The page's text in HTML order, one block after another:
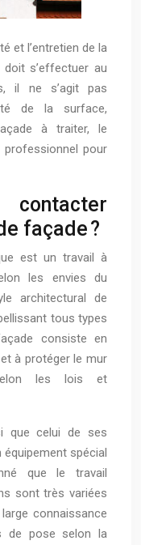
et l’entretien de la
s’effectuer au
il ne s’agit pas
de la surface,
à traiter, le
pour
contacter
façade ?
est un travail à
les envies du
architectural de
tous types
consiste en
à protéger le mur
les lois et
que celui de ses
équipement spécial
que le travail
sont très variées
connaissance
de pose selon la